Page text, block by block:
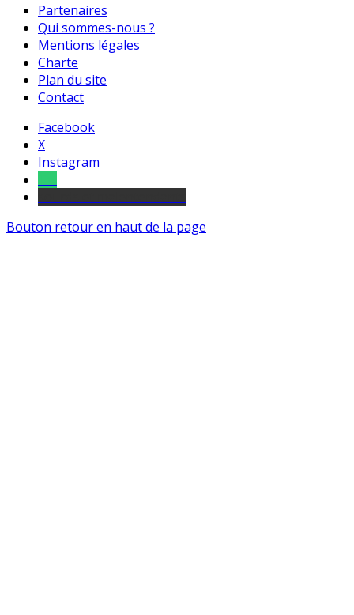
Partenaires
Qui sommes-nous ?
Mentions légales
Charte
Plan du site
Contact
Facebook
X
Instagram
Bouton retour en haut de la page